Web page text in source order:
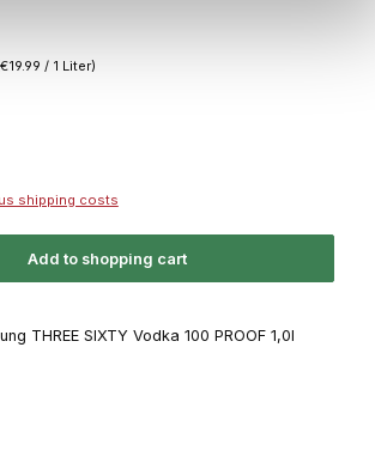
/ 1 Liter)
shipping costs
Add to shopping cart